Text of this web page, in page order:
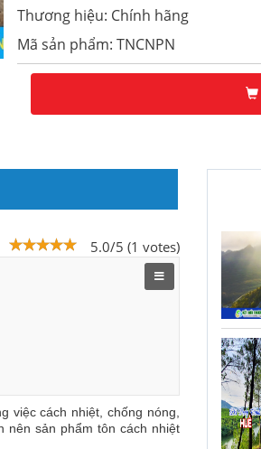
Thương hiệu: Chính hãng
Mã sản phẩm: TNCNPN
5.0/5 (1 votes)
việc cách nhiệt, chống nóng,
sản phẩm tôn cách nhiệt